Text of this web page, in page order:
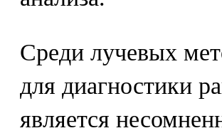
Среди лучевых
для диагностики
является